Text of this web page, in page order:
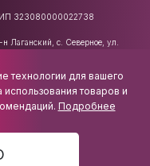
технологии для вашего
использования товаров и
Подробнее
323080000022738
Лаганский, с. Северное, ул.